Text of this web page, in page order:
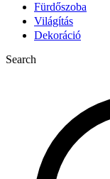
Fürdőszoba
Világítás
Dekoráció
Search